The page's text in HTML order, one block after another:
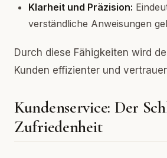
Klarheit und Präzision:
verständliche Anweisungen
Durch diese Fähigkeiten wird
Kunden effizienter und
Kundenservice: Der
Zufriedenheit